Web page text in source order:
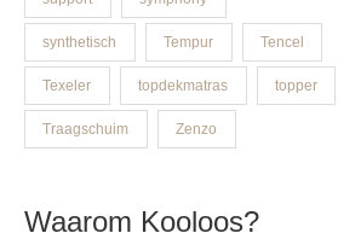
synthetisch Tempur Tencel
Texeler topdekmatras topper
Traagschuim Zenzo
Waarom Kooloos?